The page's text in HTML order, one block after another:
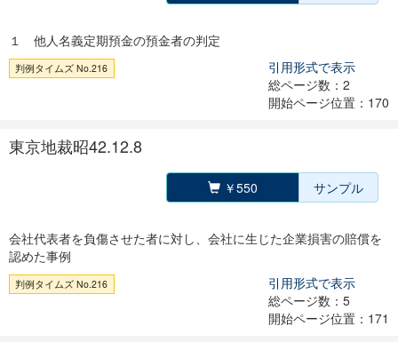
１ 他人名義定期預金の預金者の判定
判例タイムズ No.216
引用形式で表示
総ページ数：2
開始ページ位置：170
東京地裁昭42.12.8
￥550 サンプル
会社代表者を負傷させた者に対し、会社に生じた企業損害の賠償を
認めた事例
判例タイムズ No.216
引用形式で表示
総ページ数：5
開始ページ位置：171